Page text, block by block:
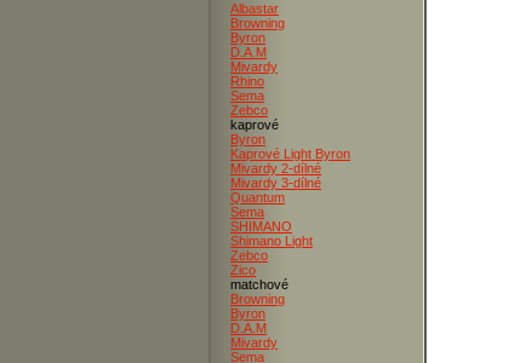
Albastar
Browning
Byron
D.A.M
Mivardy
Rhino
Sema
Zebco
kaprové
Byron
Kaprové Light Byron
Mivardy 2-dílné
Mivardy 3-dílné
Quantum
Sema
SHIMANO
Shimano Light
Zebco
Zico
matchové
Browning
Byron
D.A.M
Mivardy
Sema